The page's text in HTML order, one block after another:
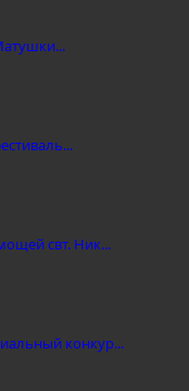
свт. Ник...
конкур...